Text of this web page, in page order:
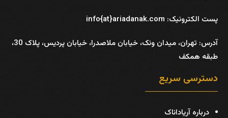
پست الکترونیک: info{at}ariadanak.com
آدرس:
تهران، میدان ونک، خیابان ملاصدرا، خیابان پردیس، پلاک 30،
طبقه همکف
دسترسی سریع
درباره آریاداناک